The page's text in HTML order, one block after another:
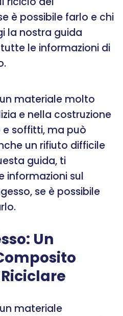
è possibile farlo e chi
la nostra guida
le informazioni di
materiale molto
e nella costruzione
e soffitti, ma può
un rifiuto difficile
guida, ti
informazioni sul
se è possibile
Un
materiale